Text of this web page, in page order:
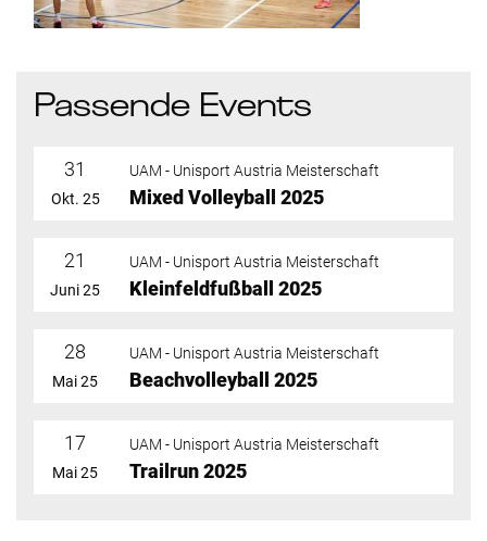
Passende Events
31
Okt. 25
UAM - Unisport Austria Meisterschaft
Mixed Volleyball 2025
21
Juni 25
UAM - Unisport Austria Meisterschaft
Kleinfeldfußball 2025
28
Mai 25
UAM - Unisport Austria Meisterschaft
Beachvolleyball 2025
17
Mai 25
UAM - Unisport Austria Meisterschaft
Trailrun 2025